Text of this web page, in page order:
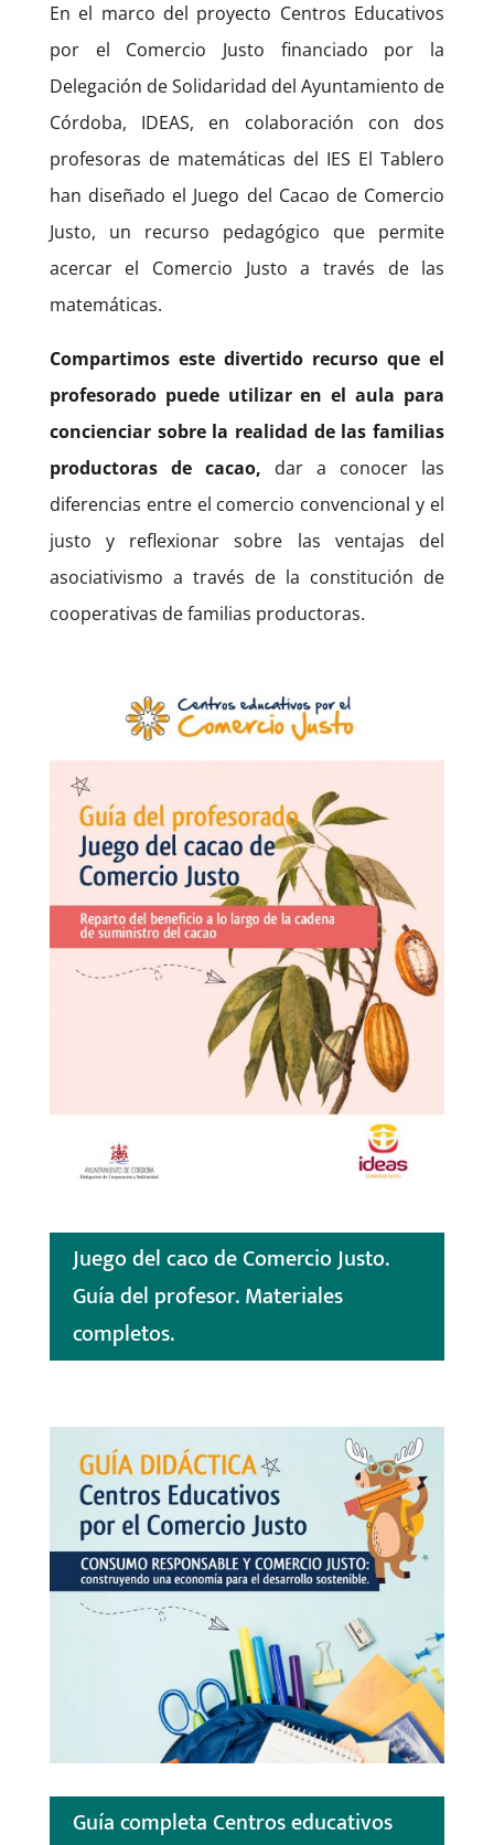
En el marco del proyecto Centros Educativos
por el Comercio Justo financiado por la
Delegación de Solidaridad del Ayuntamiento de
Córdoba, IDEAS, en colaboración con dos
profesoras de matemáticas del IES El Tablero
han diseñado el Juego del Cacao de Comercio
Justo, un recurso pedagógico que permite
acercar el Comercio Justo a través de las
matemáticas.
Compartimos este divertido recurso que el
profesorado puede utilizar en el aula para
concienciar sobre la realidad de las familias
productoras de cacao, dar a conocer las
diferencias entre el comercio convencional y el
justo y reflexionar sobre las ventajas del
asociativismo a través de la constitución de
cooperativas de familias productoras.
Juego del caco de Comercio Justo.
Guía del profesor. Materiales
completos.
Guía completa Centros educativos